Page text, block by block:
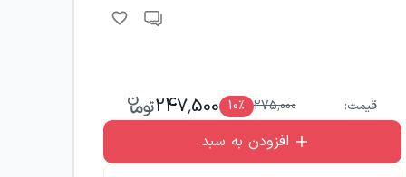
قیمت: 275,000
10٪ 247,500
افزودن به سبد